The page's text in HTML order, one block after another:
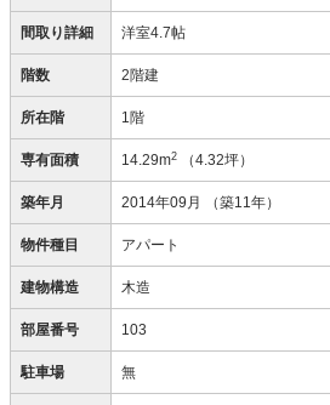
間取り詳細 洋室4.7帖
階数 2階建
所在階 1階
専有面積 14.29m2 （4.32坪）
築年月 2014年09月 （築11年）
物件種目 アパート
建物構造 木造
部屋番号 103
駐車場 無